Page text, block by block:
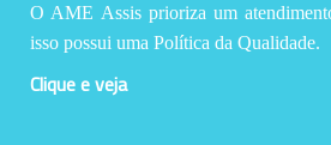
O AME Assis prioriza um
isso possui uma Política da Qualidade.
Clique e veja